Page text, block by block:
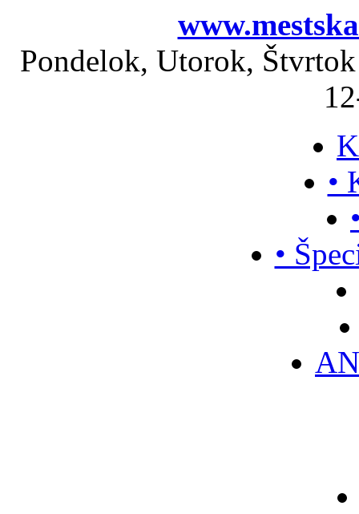
Pondelok, Utorok,
•
•